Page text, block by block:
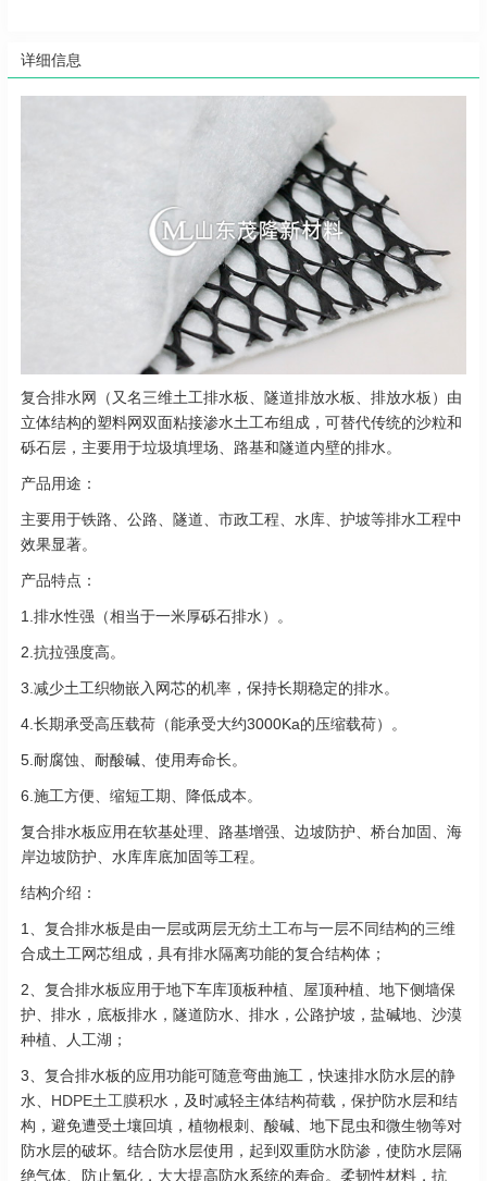
详细信息
复合排水网（又名三维土工排水板、隧道排放水板、排放水板）由
立体结构的塑料网双面粘接渗水土工布组成，可替代传统的沙粒和
砾石层，主要用于垃圾填埋场、路基和隧道内壁的排水。
产品用途：
主要用于铁路、公路、隧道、市政工程、水库、护坡等排水工程中
效果显著。
产品特点：
1.排水性强（相当于一米厚砾石排水）。
2.抗拉强度高。
3.减少土工织物嵌入网芯的机率，保持长期稳定的排水。
4.长期承受高压载荷（能承受大约3000Ka的压缩载荷）。
5.耐腐蚀、耐酸碱、使用寿命长。
6.施工方便、缩短工期、降低成本。
复合排水板应用在软基处理、路基增强、边坡防护、桥台加固、海
岸边坡防护、水库库底加固等工程。
结构介绍：
1、复合排水板是由一层或两层无纺土工布与一层不同结构的三维
合成土工网芯组成，具有排水隔离功能的复合结构体；
2、复合排水板应用于地下车库顶板种植、屋顶种植、地下侧墙保
护、排水，底板排水，隧道防水、排水，公路护坡，盐碱地、沙漠
种植、人工湖；
3、复合排水板的应用功能可随意弯曲施工，快速排水防水层的静
水、 HDPE土工膜积水，及时减轻主体结构荷载，保护防水层和结
构，避免遭受土壤回填，植物根刺、酸碱、地下昆虫和微生物等对
防水层的破坏。结合防水层使用，起到双重防水防渗，使防水层隔
绝气体、防止氧化，大大提高防水系统的寿命。柔韧性材料，抗